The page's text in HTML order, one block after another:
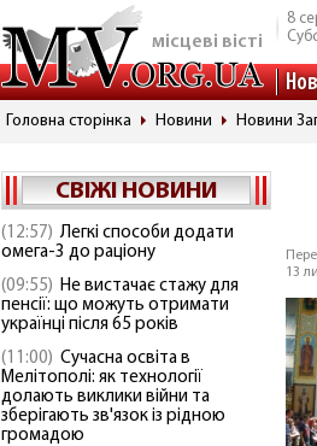
місцеві вісті
8
Головна сторінка Новини Новини
СВІЖІ НОВИНИ
(12:57) Легкі способи додати
омега-3 до раціону
(09:55) Не вистачає стажу для
пенсії: що можуть отримати
українці після 65 років
(11:00) Сучасна освіта в
Мелітополі: як технології
долають виклики війни та
зберігають зв'язок із рідною
громадою
13